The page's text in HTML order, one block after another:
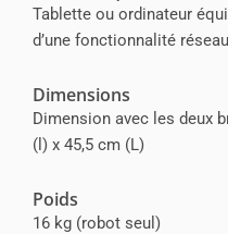
Tablette ou ordinateur
d’une fonctionnalité
Dimensions
Dimension avec les deux
(l) x 45,5 cm (L)
Poids
16 kg (robot seul)